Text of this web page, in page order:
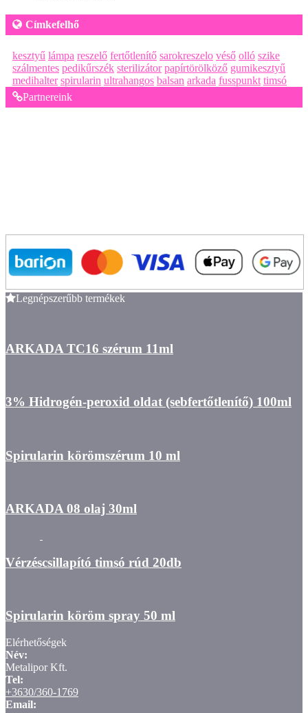
Címkefelhő
kesztyű lámpa reszelő fertőtlenítő sarokreszelo véső olló szike
szálmentes pedikűrszék sterilizátor papírtörölköző gumikesztyű
medihalter spirularin ultrahangos balsan arkada fusspunkt timsó
Partnereink
Legnépszerűbb termékek
ARKADA TC16 szérum 11ml
3% Hidrogén-peroxid oldat (sebfertőtlenítő) 100ml
Spirularin körömszérum 10 ml
ARKADA 08 olaj 30ml
Vérzéscsillapító timsó rúd 20db
Spirularin köröm spray 50 ml
Elérhetőségek
Név:
Metalipor Kft.
Tel:
+3630/360-1769
Email: